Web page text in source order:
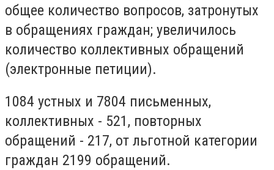
общее количество вопросов, затронутых
в обращениях граждан; увеличилось
количество коллективных обращений
(электронные петиции).
1084 устных и 7804 письменных,
коллективных - 521, повторных
обращений - 217, от льготной категории
граждан 2199 обращений.